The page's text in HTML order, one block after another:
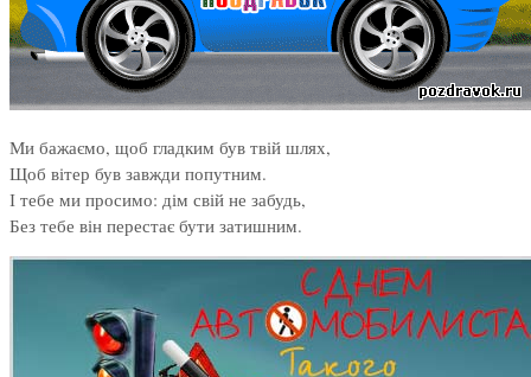
Ми бажаємо, щоб гладким був твій шлях,
Щоб вітер був завжди попутним.
І тебе ми просимо: дім свій не забудь,
Без тебе він перестає бути затишним.